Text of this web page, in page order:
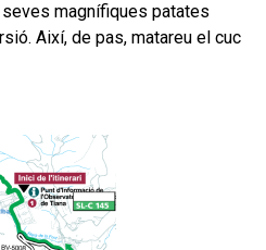
magnífiques patates
Així, de pas, matareu el cuc